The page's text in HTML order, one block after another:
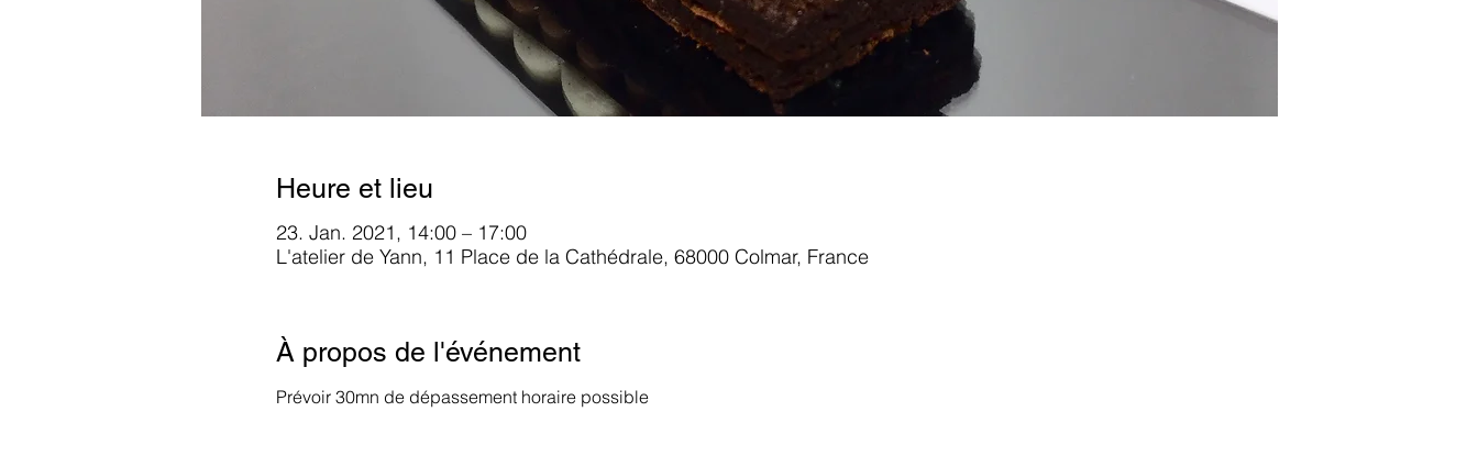
Heure et lieu
23. Jan. 2021, 14:00 – 17:00
L'atelier de Yann, 11 Place de la Cathédrale, 68000 Colmar, France
À propos de l'événement
Prévoir 30mn de dépassement horaire possible